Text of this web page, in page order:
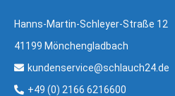
Hanns-Martin-Schleyer-Straße 12
41199 Mönchengladbach
kundenservice@schlauch24.de
+49 (0) 2166 6216600